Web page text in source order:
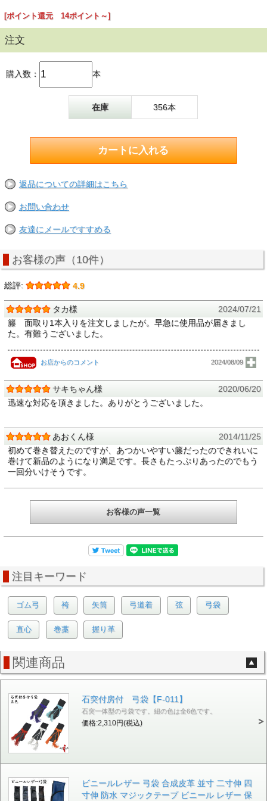
[ポイント還元 14ポイント～]
注文
購入数： 本
在庫 356本
返品についての詳細はこちら
お問い合わせ
友達にメールですすめる
お客様の声（10件）
総評: 4.9
タカ様
2024/07/21
籐 面取り1本入りを注文しましたが。早急に使用品が届きまし
た。有難うございました。
お店からのコメント 2024/08/09
サキちゃん様
2020/06/20
迅速な対応を頂きました。ありがとうございました。
あおくん様
2014/11/25
初めて巻き替えたのですが、あつかいやすい籐だったのできれいに
巻けて新品のようになり満足です。長さもたっぷりあったのでもう
一回分いけそうです。
お客様の声一覧
注目キーワード
ゴム弓 袴 矢筒 弓道着 弦 弓袋
直心 巻藁 握り革
関連商品
石突付房付 弓袋【F-011】
石突一体型の弓袋です。紐の色は全6色です。
価格:2,310円(税込)
ビニールレザー 弓袋 合成皮革 並寸 二寸伸 四
寸伸 防水 マジックテープ ビニール レザー 保